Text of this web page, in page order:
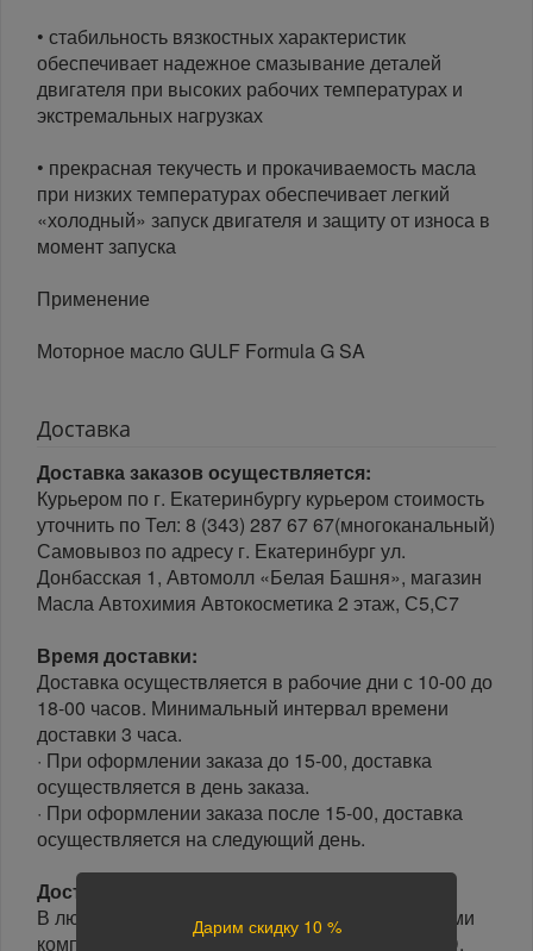
• стабильность вязкостных характеристик
обеспечивает надежное смазывание деталей
двигателя при высоких рабочих температурах и
экстремальных нагрузках
• прекрасная текучесть и прокачиваемость масла
при низких температурах обеспечивает легкий
«холодный» запуск двигателя и защиту от износа в
момент запуска
Применение
Моторное масло GULF Formula G SA
Доставка
Доставка заказов осуществляется:
Курьером по г. Екатеринбургу курьером стоимость
уточнить по Тел: 8 (343) 287 67 67(многоканальный)
Самовывоз по адресу г. Екатеринбург ул.
Донбасская 1, Автомолл «Белая Башня», магазин
Масла Автохимия Автокосметика 2 этаж, С5,С7
Время доставки:
Доставка осуществляется в рабочие дни с 10-00 до
18-00 часов. Минимальный интервал времени
доставки 3 часа.
· При оформлении заказа до 15-00, доставка
осуществляется в день заказа.
· При оформлении заказа после 15-00, доставка
осуществляется на следующий день.
Доставка по России:
В любой уголок России доставим транспортными
компаниями: Boxberry, Почта России, ПЭК, GTD,
Дарим скидку 10 %